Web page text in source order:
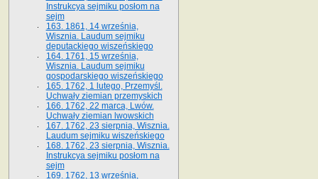
Instrukcya sejmiku posłom na
sejm
163. 1861, 14 września,
Wisznia. Laudum sejmiku
deputackiego wiszeńskiego
164. 1761, 15 września,
Wisznia. Laudum sejmiku
gospodarskiego wiszeńskiego
165. 1762, 1 lutego, Przemyśl.
Uchwały ziemian przemyskich
166. 1762, 22 marca, Lwów.
Uchwały ziemian lwowskich
167. 1762, 23 sierpnia, Wisznia.
Laudum sejmiku wiszeńskiego
168. 1762, 23 sierpnia, Wisznia.
Instrukcya sejmiku posłom na
sejm
169. 1762, 13 września,